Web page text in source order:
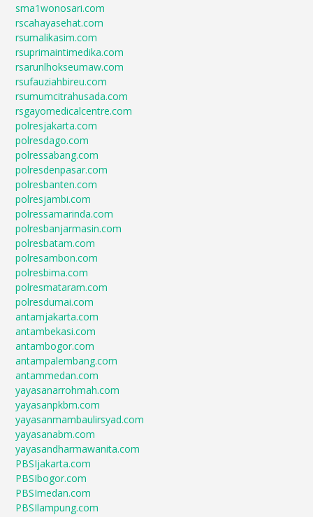
sma1wonosari.com
rscahayasehat.com
rsumalikasim.com
rsuprimaintimedika.com
rsarunlhokseumaw.com
rsufauziahbireu.com
rsumumcitrahusada.com
rsgayomedicalcentre.com
polresjakarta.com
polresdago.com
polressabang.com
polresdenpasar.com
polresbanten.com
polresjambi.com
polressamarinda.com
polresbanjarmasin.com
polresbatam.com
polresambon.com
polresbima.com
polresmataram.com
polresdumai.com
antamjakarta.com
antambekasi.com
antambogor.com
antampalembang.com
antammedan.com
yayasanarrohmah.com
yayasanpkbm.com
yayasanmambaulirsyad.com
yayasanabm.com
yayasandharmawanita.com
PBSIjakarta.com
PBSIbogor.com
PBSImedan.com
PBSIlampung.com